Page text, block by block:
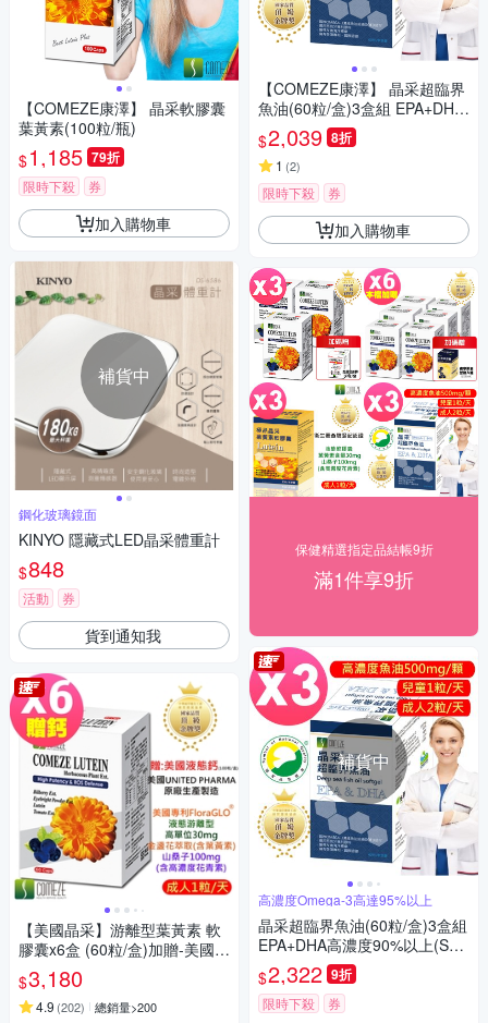
【COMEZE康澤】 晶采軟膠囊
葉黃素(100粒/瓶)
$1,185 79折
限時下殺 券
加入購物車
補貨中
鋼化玻璃鏡面
KINYO 隱藏式LED晶采體重計
$848
活動 券
貨到通知我
【美國晶采】游離型葉黃素 軟
膠囊x6盒 (60粒/盒)加贈-美國舒
沛液態鈣100粒
$3,180
4.9 (202) 總銷量>200
【COMEZE康澤】 晶采超臨界
魚油(60粒/盒)3盒組 EPA+DHA
高濃度90%以上(SNQ國家品質
認證，顆粒小+純度高)
$2,039 8折
1 (2)
限時下殺 券
加入購物車
保健精選指定品結帳9折
滿1件享9折
補貨中
高濃度Omega-3高達95%以上
晶采超臨界魚油(60粒/盒)3盒組
EPA+DHA高濃度90%以上(SN
Q國家品質認證，顆粒小+純度
高)
$2,322 9折
限時下殺 券